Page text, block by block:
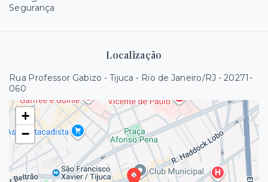
Segurança
Localização
Rua Professor Gabizo - Tijuca - Rio de Janeiro/RJ - 20271-
060
+
−